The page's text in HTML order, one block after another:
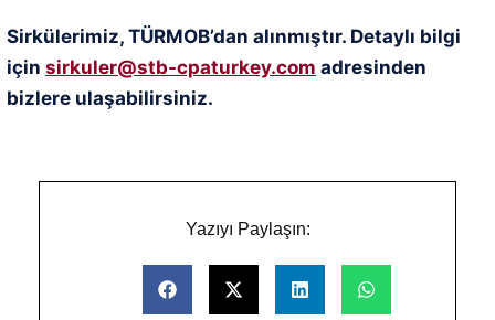
Sirkülerimiz, TÜRMOB’dan alınmıştır. Detaylı bilgi
için sirkuler@stb-cpaturkey.com adresinden
bizlere ulaşabilirsiniz.
Yazıyı Paylaşın: